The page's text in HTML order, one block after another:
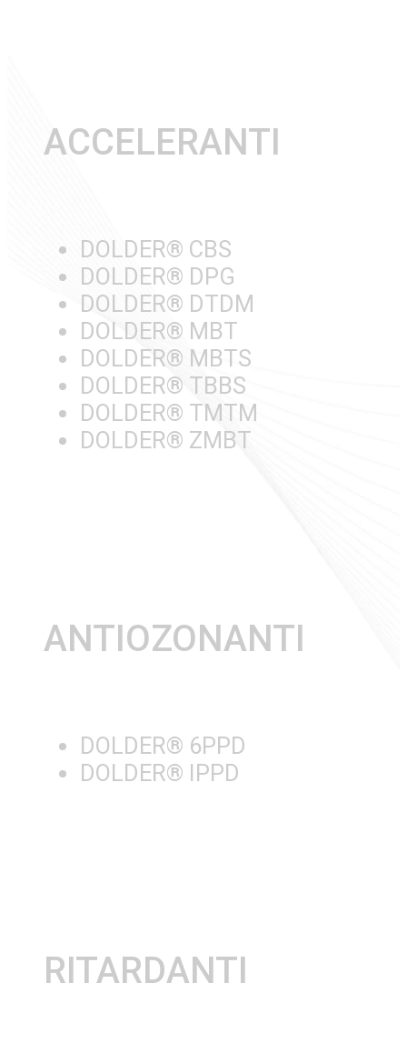
ACCELERANTI
DOLDER® CBS
DOLDER® DPG
DOLDER® DTDM
DOLDER® MBT
DOLDER® MBTS
DOLDER® TBBS
DOLDER® TMTM
DOLDER® ZMBT
ANTIOZONANTI
DOLDER® 6PPD
DOLDER® IPPD
RITARDANTI